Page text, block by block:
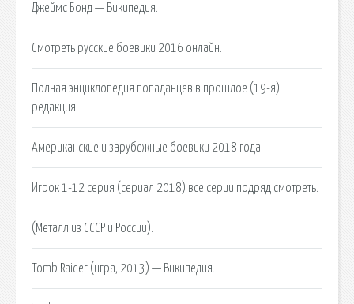
Джеймс Бонд — Википедия.
Смотреть русские боевики 2016 онлайн.
Полная энциклопедия попаданцев в прошлое (19-я)
редакция.
Американские и зарубежные боевики 2018 года.
Игрок 1-12 серия (сериал 2018) все серии подряд смотреть.
(Металл из СССР и России).
Tomb Raider (игра, 2013) — Википедия.